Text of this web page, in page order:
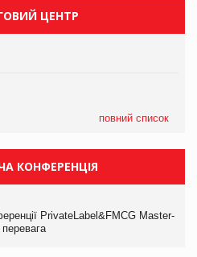
ЦЕНТР
повний список
КОНФЕРЕНЦІЯ
PrivateLabel&FMCG Master-